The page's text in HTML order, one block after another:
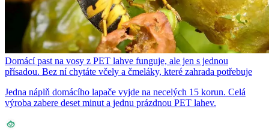
Domácí past na vosy z PET lahve funguje, ale jen s jednou
přísadou. Bez ní chytáte včely a čmeláky, které zahrada potřebuje
Jedna náplň domácího lapače vyjde na necelých 15 korun. Celá
výroba zabere deset minut a jednu prázdnou PET lahev.